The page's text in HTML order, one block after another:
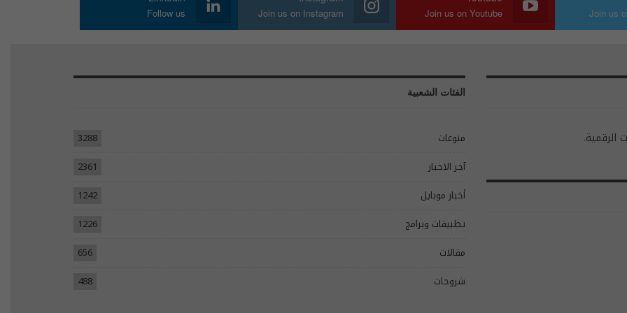
Join us
Join us on Youtube
Join us on Instagram
Follow us
الرقمية.
الفئات الشعبية
منوعات
3288
آخر الاخبار
2361
أخبار موبايل
1242
تطبيقات وبرامج
1226
مقالات
656
شروحات
488